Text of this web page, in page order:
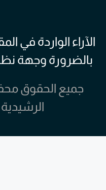
الآراء الواردة في
بالضرورة وجهة
جميع الحقوق
الرشيدية 2010 – 2026